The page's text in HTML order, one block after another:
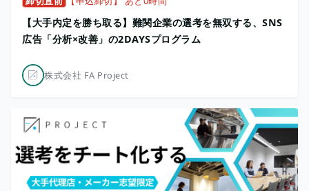
【大手内定を勝ち取る】難関企業の選考を無双する、SNS
広告「分析×改善」の2DAYSプログラム
株式会社 FA Project